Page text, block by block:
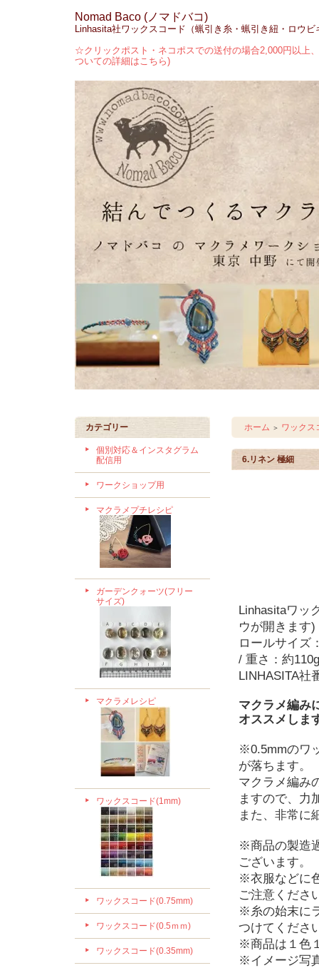
Nomad Baco (ノマドバコ)
Linhasita社ワックスコード（蝋引き糸・蝋引き紐・ロウ
☆クリックポスト・ネコポスでの送付の場合2,000円以上
ついての詳細はこちら)
カテゴリー
個別対応＆インスタグラム
配信用
ワークショップ用
マクラメプチレシピ
ガーデンクォーツ(フリー
サイズ)
マクラメレシピ
ワックスコード(1mm)
ワックスコード(0.75mm)
ワックスコード(0.5ｍｍ)
ワックスコード(0.35mm)
ホーム ＞ ワックス
6.リネン 極細
Linhasitaワッ
ウが開きます)
ロールサイズ
/ 重さ：約
LINHASITA社
マクラメ編み
オススメしま
※0.5mmのワ
が落ちます。
マクラメ編み
ますので、力
また、非常に
※商品の製造
ございます。
※衣服などに
ご注意くださ
※糸の始末に
つけてくださ
※商品は１色
※イメージ写